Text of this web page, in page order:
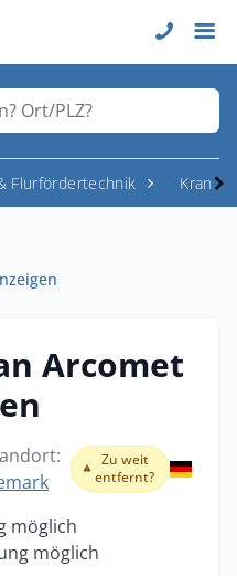
Ort/PLZ?
Flurfördertechnik Krane
Arcomet
Zu weit
entfernt?
möglich
möglich